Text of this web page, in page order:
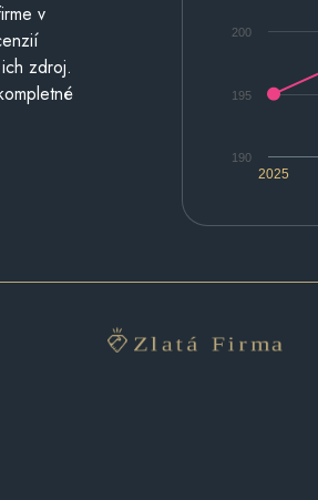
2025
190
195
200
v
zdroj.